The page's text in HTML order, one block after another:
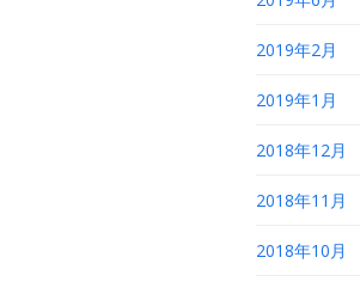
2019年2月
2019年1月
2018年12月
2018年11月
2018年10月